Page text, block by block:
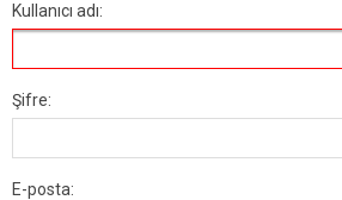
Kullanıcı adı:
Şifre:
E-posta: